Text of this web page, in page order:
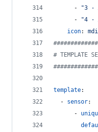
      -
"3 -
      -
"4 -
icon:
#
# TEMPLATE
#
template:
  -
sensor:
      -